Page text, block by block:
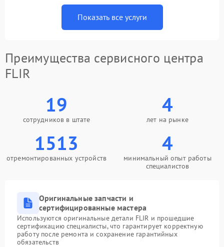
Показать все услуги
Преимущества сервисного центра
FLIR
19
сотрудников в штате
4
лет на рынке
1513
отремонтированных устройств
4
минимальный опыт работы
специалистов
Оригинальные запчасти и
сертифицированные мастера
Используются оригинальные детали FLIR и прошедшие
сертификацию специалисты, что гарантирует корректную
работу после ремонта и сохранение гарантийных
обязательств